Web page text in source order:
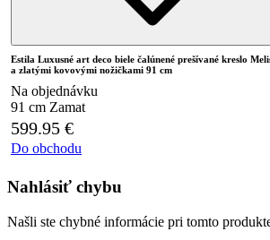
Estila Luxusné art deco biele čalúnené prešívané kreslo
a zlatými kovovými nožičkami 91 cm
Na objednávku
91 cm Zamat
599.95 €
Do obchodu
Nahlásiť chybu
Našli ste chybné informácie pri tomto